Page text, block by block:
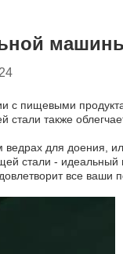
пищевыми
также
для доения,
стали - идеальный
все ваши